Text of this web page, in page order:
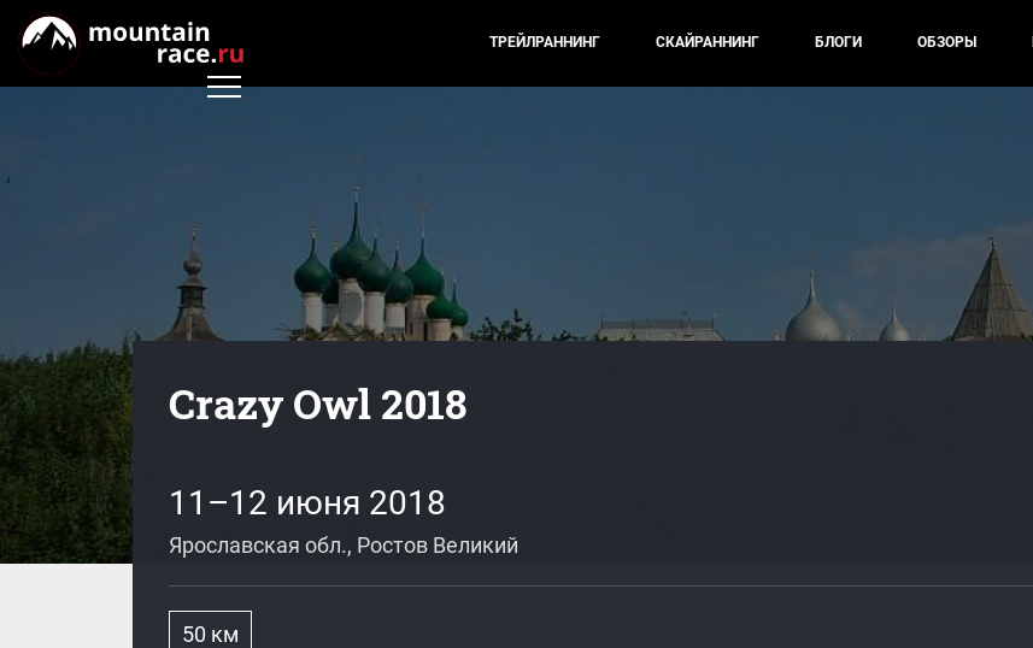
ТРЕЙЛРАННИНГ СКАЙРАННИНГ БЛОГИ ОБЗОРЫ
Crazy Owl 2018
11–12 июня 2018
Ярославская обл., Ростов Великий
50 км